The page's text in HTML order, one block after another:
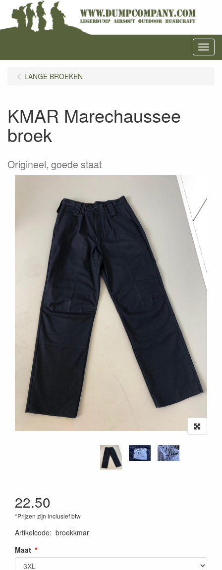
Menu
LANGE BROEKEN
KMAR Marechaussee
broek
Origineel, goede staat
22.50
*Prijzen zijn inclusief btw
Artikelcode: broekkmar
Maat